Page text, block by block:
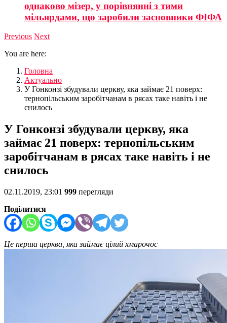
однаково мізер, у порівнянні з тими
мільярдами, що заробили засновники ФІФА
Previous Next
You are here:
Головна
Актуально
У Гонконзі збудували церкву, яка займає 21 поверх:
тернопільським заробітчанам в рясах таке навіть і не
снилось
У Гонконзі збудували церкву, яка
займає 21 поверх: тернопільським
заробітчанам в рясах таке навіть і не
снилось
02.11.2019, 23:01 999 перегляди
Поділитися
Це перша церква, яка займає цілий хмарочос